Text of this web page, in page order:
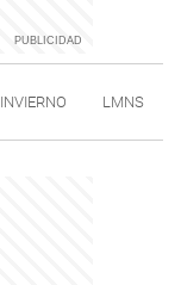
INVIERNO LMNS